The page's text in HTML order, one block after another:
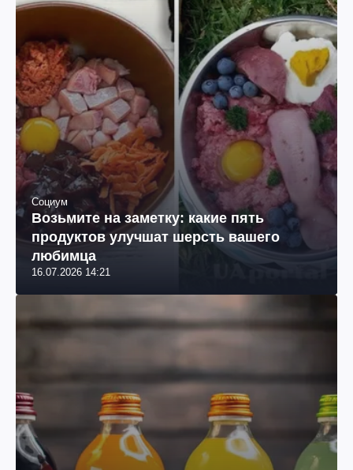
Социум
Возьмите на заметку: какие пять
продуктов улучшат шерсть вашего
любимца
16.07.2026 14:21